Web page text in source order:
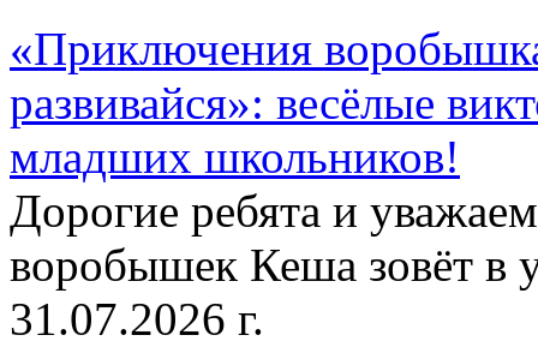
«Приключения
развивайся»: весёлые
младших школьников!
Дорогие ребята и
воробышек Кеша зовёт в
31.07.2026 г.